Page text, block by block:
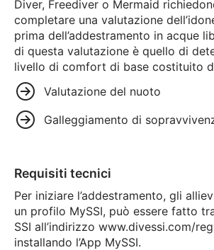
Diver, Freediver o Mermaid
completare una valutazione
prima dell’addestramento in acque
di questa valutazione è quello di
livello di comfort di base costituito
Valutazione del nuoto
Galleggiamento di
Requisiti tecnici
Per iniziare l’addestramento, gli
un profilo MySSI, può essere fatto
SSI all’indirizzo www.divessi.com/
installando l’App MySSI.